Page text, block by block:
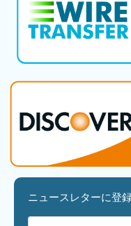
ニュースレターに登